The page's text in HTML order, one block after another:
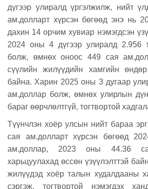
дүгээр улиралд үргэлжилж, нийт
ам.долларт хүрсэн бөгөөд энэ нь
дахин 14 орчим хувиар нэмэгдсэн
2024 оны 4 дүгээр улиралд 2.956
болж, өмнөх оноос 449 сая
сүүлийн жилүүдийн хамгийн
байна. Харин 2025 оны 3 дугаар
ам.доллар болж, өмнөх улирлын
бараг өөрчлөлтгүй, тогтвортой
Түүнчлэн хоёр улсын нийт бараа
сая ам.долларт хүрсэн бөгөөд
ам.доллар, 2023 оны 44.36
харьцуулахад өссөн үзүүлэлттэй
жилүүдэд хоёр талын худалдааны
сэргэж, тогтвортой нэмэгдэх